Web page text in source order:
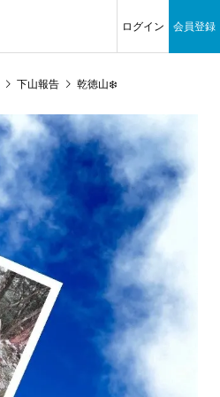
ログイン 会員登録
下山報告 乾徳山❄️